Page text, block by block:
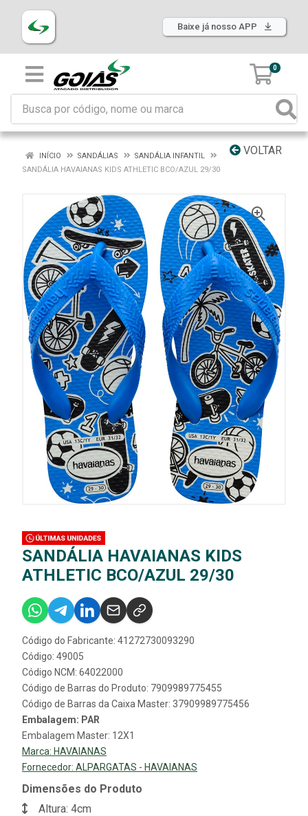
Baixe já nosso APP
0
VOLTAR
INÍCIO SANDÁLIAS
SANDÁLIA INFANTIL
SANDÁLIA HAVAIANAS KIDS ATHLETIC BCO/AZUL 29/30
SANDÁLIA HAVAIANAS KIDS
ATHLETIC BCO/AZUL 29/30
Código do Fabricante: 41272730093290
Código: 49005
Código NCM: 64022000
Código de Barras do Produto: 7909989775455
Código de Barras da Caixa Master: 37909989775456
Embalagem: PAR
Embalagem Master: 12X1
Marca: HAVAIANAS
Fornecedor: ALPARGATAS - HAVAIANAS
Dimensões do Produto
Altura: 4cm